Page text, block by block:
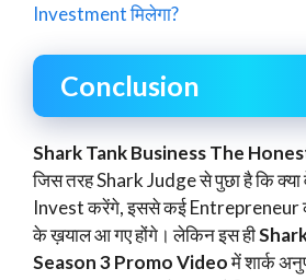
Investment मिलेगा?
Conclusion
Shark Tank Business The
जिस तरह Shark Judge से पुछा है कि
Invest करेंगे, इससे कई Entrepreneur
के ख़याल आ गए होंगे। लेकिन इस ही
Season 3 Promo Videoमें शार्क